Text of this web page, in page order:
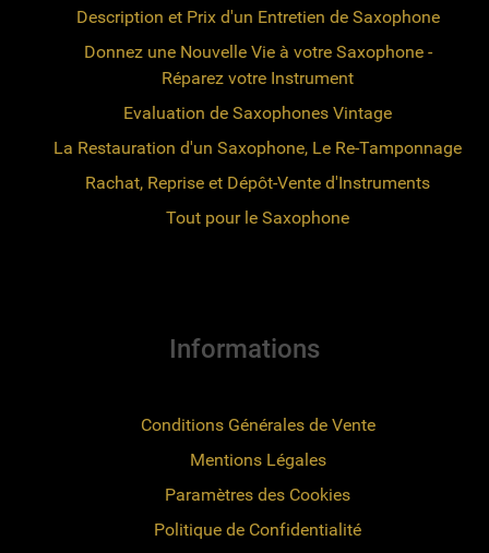
Description et Prix d'un Entretien de Saxophone
Donnez une Nouvelle Vie à votre Saxophone -
Réparez votre Instrument
Evaluation de Saxophones Vintage
La Restauration d'un Saxophone, Le Re-Tamponnage
Rachat, Reprise et Dépôt-Vente d'Instruments
Tout pour le Saxophone
Informations
Conditions Générales de Vente
Mentions Légales
Paramètres des Cookies
Politique de Confidentialité